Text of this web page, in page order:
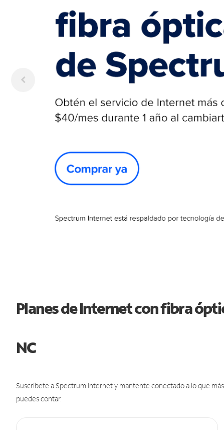
Planes de Internet con fibra
NC
Suscríbete a Spectrum Internet y mantente conectado a lo que
puedes contar.